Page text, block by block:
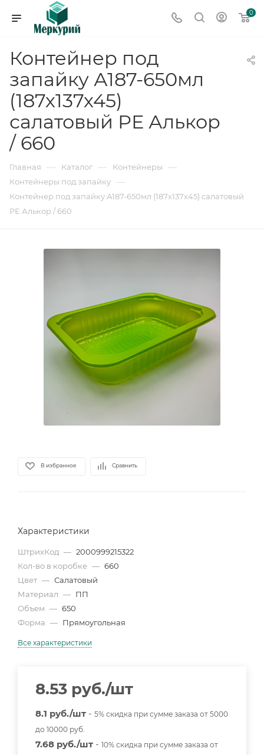
0
Контейнер под
запайку А187-650мл
(187х137х45)
салатовый РЕ Алькор
/ 660
Главная — Каталог — Контейнеры —
Контейнеры под запайку —
Контейнер под запайку А187-650мл (187х137х45) салатовый
РЕ Алькор / 660
В избранное Сравнить
Характеристики
ШтрихКод — 2000999215322
Кол-во в коробке — 660
Цвет — Салатовый
Материал — ПП
Объем — 650
Форма — Прямоугольная
Все характеристики
8.53 руб./шт
8.1 руб./шт - 5% скидка при сумме заказа от 5000
до 10000 руб.
7.68 руб./шт - 10% скидка при сумме заказа от